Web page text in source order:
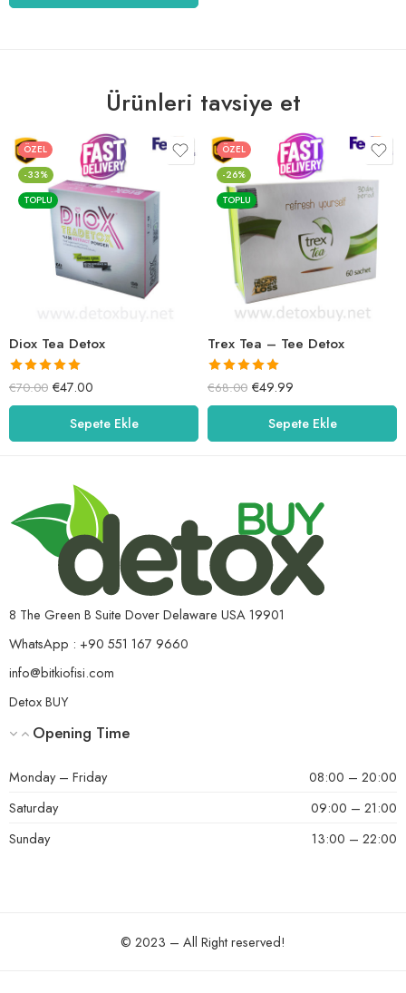
Ürünleri tavsiye et
ÖZEL
-33%
TOPLU
Diox Tea Detox
5 üzerinden
5.00oy aldı
€70.00 €47.00
Sepete Ekle
ÖZEL
-26%
TOPLU
Trex Tea – Tee Detox
5 üzerinden
5.00oy aldı
€68.00 €49.99
Sepete Ekle
8 The Green B Suite Dover Delaware USA 19901
WhatsApp : +90 551 167 9660
info@bitkiofisi.com
Detox BUY
Opening Time
Monday – Friday
08:00 – 20:00
Saturday
09:00 – 21:00
Sunday
13:00 – 22:00
© 2023 – All Right reserved!